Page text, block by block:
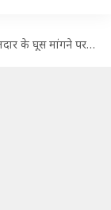
दफ्तर पहुंची महिला, जानें क्या है मामला